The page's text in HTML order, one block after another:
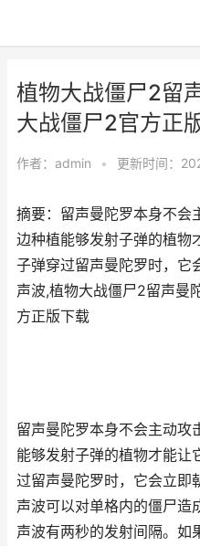
植物大战僵尸2留
大战僵尸2官方正
作者： admin • 更新时间：
摘要：留声曼陀罗本身不会
边种植能够发射子弹的植物
子弹穿过留声曼陀罗时，它
声波,植物大战僵尸2留声曼
方正版下载
留声曼陀罗本身不会主动攻
能够发射子弹的植物才能让
过留声曼陀罗时，它会立即
声波可以对单格内的僵尸
声波有两秒的发射间隔。如